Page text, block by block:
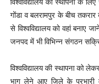
विश्वविद्यालय की स्थापना के
गोंडा व बलरामपुर के बीच
से विश्वविद्यालय को वहां
जनपद में भी विभिन्न संगठन
विश्वविद्यालय की स्थापना को
भाग लेने आए जिले के प्रभारी